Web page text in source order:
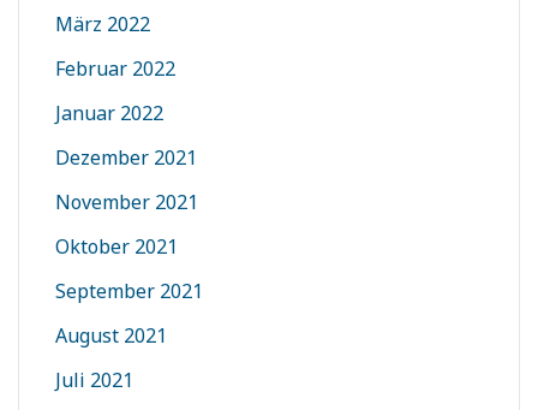
März 2022
Februar 2022
Januar 2022
Dezember 2021
November 2021
Oktober 2021
September 2021
August 2021
Juli 2021